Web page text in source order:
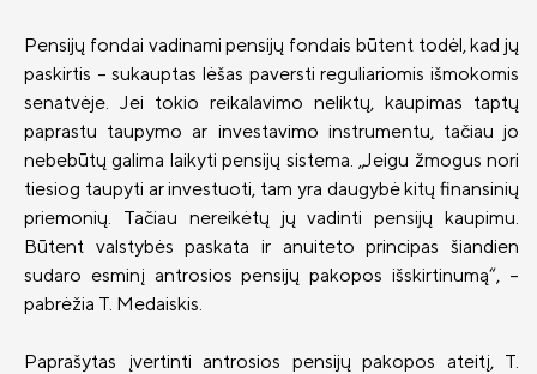
Pensijų fondai vadinami pensijų fondais būtent todėl, kad jų
paskirtis – sukauptas lėšas paversti reguliariomis išmokomis
senatvėje. Jei tokio reikalavimo neliktų, kaupimas taptų
paprastu taupymo ar investavimo instrumentu, tačiau jo
nebebūtų galima laikyti pensijų sistema. „Jeigu žmogus nori
tiesiog taupyti ar investuoti, tam yra daugybė kitų finansinių
priemonių. Tačiau nereikėtų jų vadinti pensijų kaupimu.
Būtent valstybės paskata ir anuiteto principas šiandien
sudaro esminį antrosios pensijų pakopos išskirtinumą“, –
pabrėžia T. Medaiskis.
Paprašytas įvertinti antrosios pensijų pakopos ateitį, T.